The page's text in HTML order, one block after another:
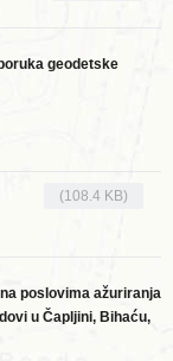
geodetske
(108.4 KB)
poslovima ažuriranja
u Čapljini, Bihaću,